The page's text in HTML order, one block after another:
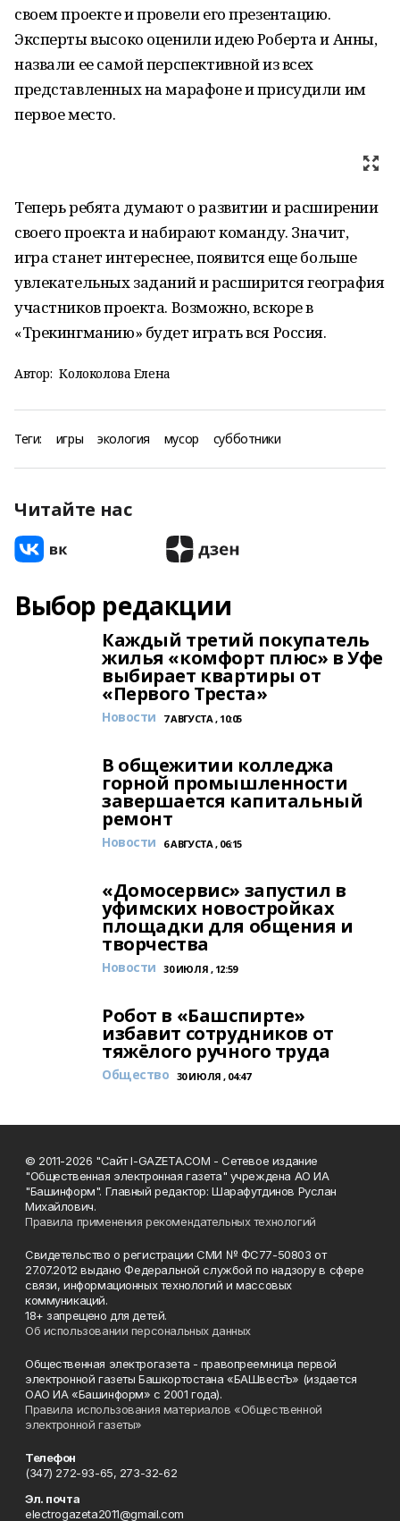
своем проекте и провели его презентацию.
Эксперты высоко оценили идею Роберта и Анны,
назвали ее самой перспективной из всех
представленных на марафоне и присудили им
первое место.
Теперь ребята думают о развитии и расширении
своего проекта и набирают команду. Значит,
игра станет интереснее, появится еще больше
увлекательных заданий и расширится география
участников проекта. Возможно, вскоре в
«Трекингманию» будет играть вся Россия.
Автор: Колоколова Елена
Теги: игры экология мусор субботники
Читайте нас
Выбор редакции
Каждый третий покупатель
жилья «комфорт плюс» в Уфе
выбирает квартиры от
«Первого Треста»
Новости 7 АВГУСТА , 10:05
В общежитии колледжа
горной промышленности
завершается капитальный
ремонт
Новости 6 АВГУСТА , 06:15
«Домосервис» запустил в
уфимских новостройках
площадки для общения и
творчества
Новости 30 ИЮЛЯ , 12:59
Робот в «Башспирте»
избавит сотрудников от
тяжёлого ручного труда
Общество 30 ИЮЛЯ , 04:47
© 2011-2026 "Сайт I-GAZETA.COM - Сетевое издание
"Общественная электронная газета" учреждена АО ИА
"Башинформ". Главный редактор: Шарафутдинов Руслан
Михайлович.
Правила применения рекомендательных технологий
Свидетельство о регистрации СМИ № ФС77-50803 от
27.07.2012 выдано Федеральной службой по надзору в сфере
связи, информационных технологий и массовых
коммуникаций.
18+ запрещено для детей.
Об использовании персональных данных
Общественная электрогазета - правопреемница первой
электронной газеты Башкортостана «БАШвестЪ» (издается
ОАО ИА «Башинформ» с 2001 года).
Правила использования материалов «Общественной
электронной газеты»
Телефон
(347) 272-93-65, 273-32-62
Эл. почта
electrogazeta2011@gmail.com